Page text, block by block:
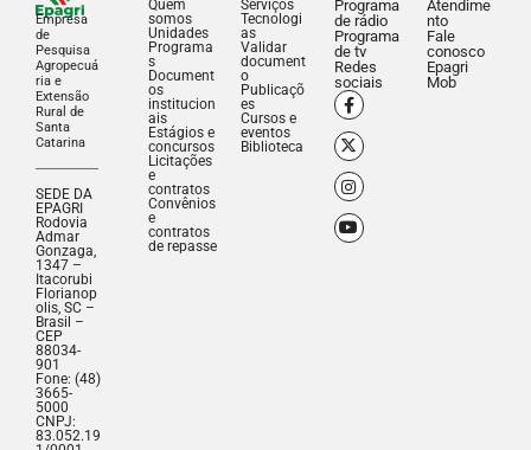
Empresa
de
Pesquisa
Agropecuá
ria e
Extensão
Rural de
Santa
Catarina
SEDE DA
EPAGRI
Rodovia
Admar
Gonzaga,
1347 –
Itacorubi
Florianop
olis, SC –
Brasil –
CEP
88034-
901
Fone: (48)
3665-
5000
CNPJ:
83.052.19
Quem
somos
Unidades
Programa
s
Document
os
institucion
ais
Estágios e
concursos
Licitações
e
contratos
Convênios
e
contratos
de repasse
Serviços
Tecnologi
as
Validar
document
o
Publicaçõ
es
Cursos e
eventos
Biblioteca
Programa
de rádio
Programa
de tv
Redes
sociais
Atendime
nto
Fale
conosco
Epagri
Mob